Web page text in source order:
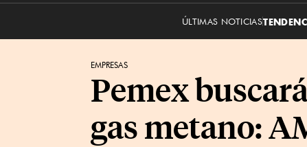
ÚLTIMAS NOTICIAS
EMPRESAS
Pemex
gas metano: